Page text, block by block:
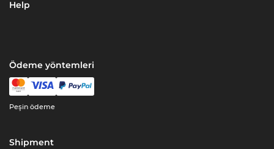
Help
Ödeme yöntemleri
Peşin ödeme
Shipment